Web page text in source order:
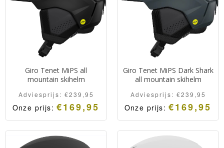
Giro Tenet MiPS all
mountain skihelm
Adviesprijs: €239,95
Onze prijs:€169,95
Giro Tenet MiPS Dark Shark
all mountain skihelm
Adviesprijs: €239,95
Onze prijs:€169,95